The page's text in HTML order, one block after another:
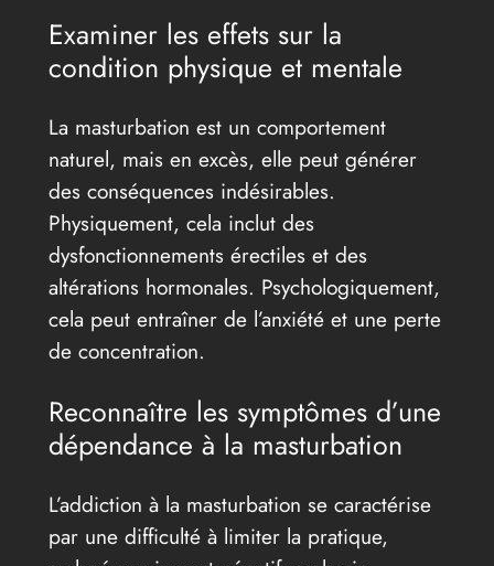
Examiner les effets sur la
condition physique et mentale
La masturbation est un comportement
naturel, mais en excès, elle peut générer
des conséquences indésirables.
Physiquement, cela inclut des
dysfonctionnements érectiles et des
altérations hormonales. Psychologiquement,
cela peut entraîner de l’anxiété et une perte
de concentration.
Reconnaître les symptômes d’une
dépendance à la masturbation
L’addiction à la masturbation se caractérise
par une difficulté à limiter la pratique,